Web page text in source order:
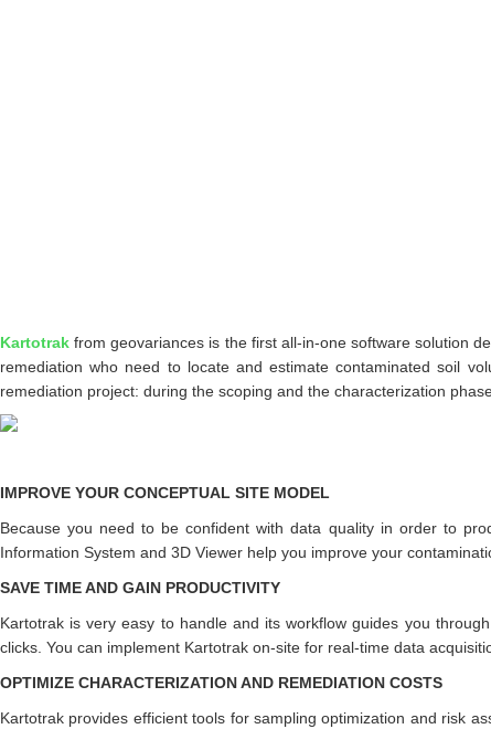
Kartotrak from geovariances is the first all-in-one software solution
remediation who need to locate and estimate contaminated soil
remediation project: during the scoping and the characterization
IMPROVE YOUR CONCEPTUAL SITE MODEL
Because you need to be confident with data quality in order to
Information System and 3D Viewer help you improve your
SAVE TIME AND GAIN PRODUCTIVITY
Kartotrak is very easy to handle and its workflow guides you
clicks. You can implement Kartotrak on-site for real-time data
OPTIMIZE CHARACTERIZATION AND REMEDIATION COSTS
Kartotrak provides efficient tools for sampling optimization and risk